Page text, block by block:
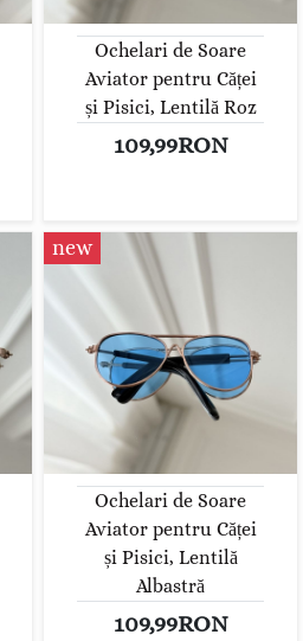
Ochelari de Soare
Aviator pentru Căței
și Pisici, Lentilă Roz
109,99RON
new
Ochelari de Soare
Aviator pentru Căței
și Pisici, Lentilă
Albastră
109,99RON